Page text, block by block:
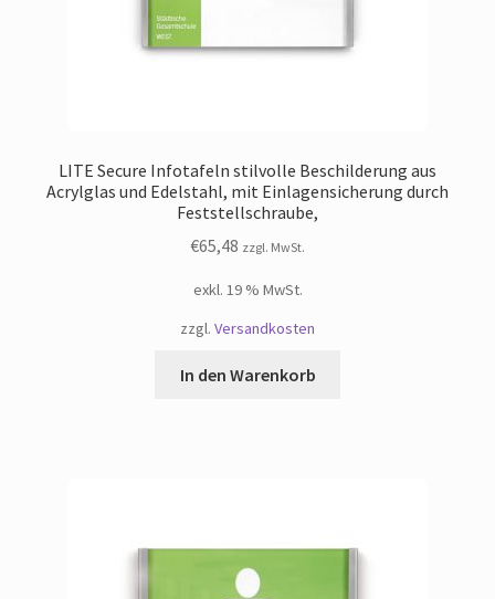
LITE Secure Infotafeln stilvolle Beschilderung aus
Acrylglas und Edelstahl, mit Einlagensicherung durch
Feststellschraube,
€65,48 zzgl. MwSt.
exkl. 19 % MwSt.
zzgl. Versandkosten
In den Warenkorb